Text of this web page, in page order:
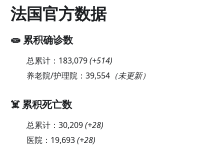
法国官方数据
🧫 累积确诊数
总累计： 183,079(+514)
养老院/护理院： 39,554（未更新）
☠️ 累积死亡数
总累计： 30,209(+28)
医院： 19,693(+28)